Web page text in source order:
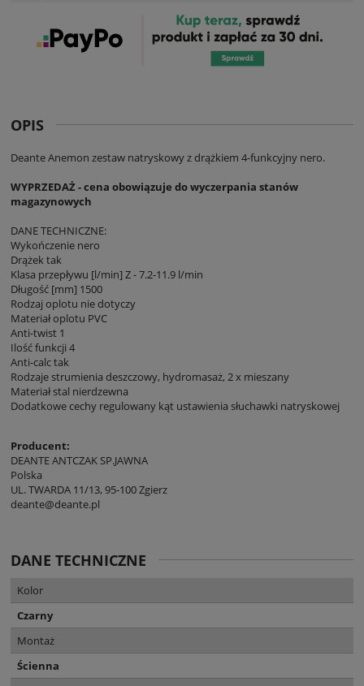
OPIS
Deante Anemon zestaw natryskowy z drążkiem 4-funkcyjny nero.
WYPRZEDAŻ - cena obowiązuje do wyczerpania stanów
magazynowych
DANE TECHNICZNE:
Wykończenie nero
Drążek tak
Klasa przepływu [l/min] Z - 7.2-11.9 l/min
Długość [mm] 1500
Rodzaj oplotu nie dotyczy
Materiał oplotu PVC
Anti-twist 1
Ilość funkcji 4
Anti-calc tak
Rodzaje strumienia deszczowy, hydromasaż, 2 x mieszany
Materiał stal nierdzewna
Dodatkowe cechy regulowany kąt ustawienia słuchawki natryskowej
Producent:
DEANTE ANTCZAK SP.JAWNA
Polska
UL. TWARDA 11/13, 95-100 Zgierz
deante@deante.pl
DANE TECHNICZNE
Kolor
Czarny
Montaż
Ścienna